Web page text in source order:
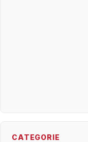
CATEGORIE